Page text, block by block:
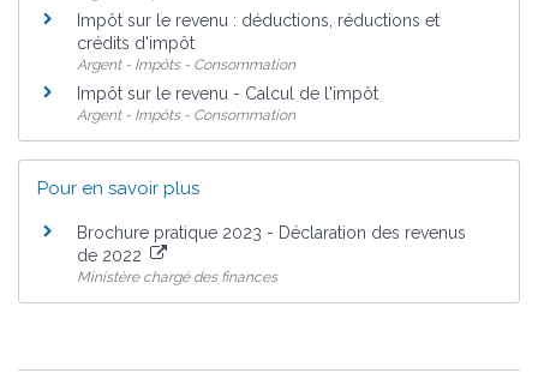
Impôt sur le revenu : déductions, réductions et
crédits d'impôt
Argent - Impôts - Consommation
Impôt sur le revenu - Calcul de l'impôt
Argent - Impôts - Consommation
Pour en savoir plus
Brochure pratique 2023 - Déclaration des revenus
de 2022
Ministère chargé des finances